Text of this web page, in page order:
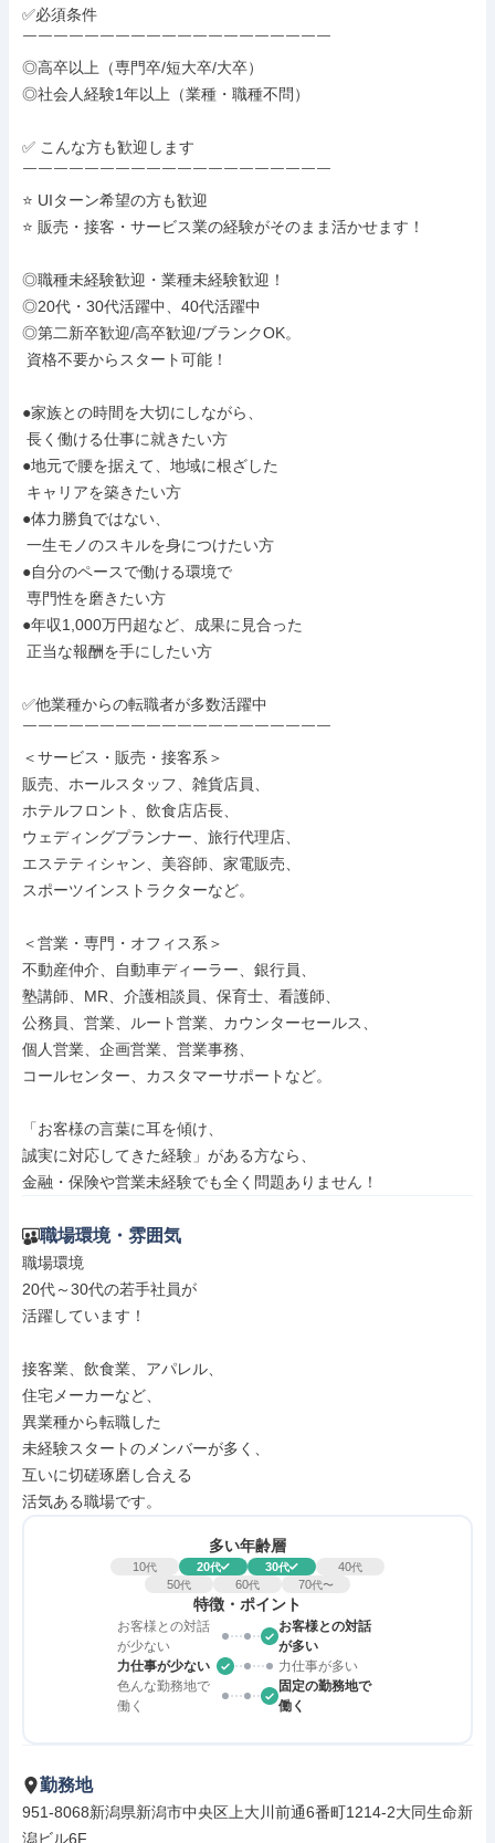
✅必須条件
￣￣￣￣￣￣￣￣￣￣￣￣￣￣￣￣￣￣￣￣
◎高卒以上（専門卒/短大卒/大卒）
◎社会人経験1年以上（業種・職種不問）
✅ こんな方も歓迎します
￣￣￣￣￣￣￣￣￣￣￣￣￣￣￣￣￣￣￣￣
⭐ UIターン希望の方も歓迎
⭐ 販売・接客・サービス業の経験がそのまま活かせます！
◎職種未経験歓迎・業種未経験歓迎！
◎20代・30代活躍中、40代活躍中
◎第二新卒歓迎/高卒歓迎/ブランクOK。
●家族との時間を大切にしながら、
●地元で腰を据えて、地域に根ざした
●体力勝負ではない、
●自分のペースで働ける環境で
●年収1,000万円超など、成果に見合った
✅他業種からの転職者が多数活躍中
￣￣￣￣￣￣￣￣￣￣￣￣￣￣￣￣￣￣￣￣
＜サービス・販売・接客系＞
販売、ホールスタッフ、雑貨店員、
ホテルフロント、飲食店店長、
ウェディングプランナー、旅行代理店、
エステティシャン、美容師、家電販売、
スポーツインストラクターなど。
＜営業・専門・オフィス系＞
不動産仲介、自動車ディーラー、銀行員、
塾講師、MR、介護相談員、保育士、看護師、
公務員、営業、ルート営業、カウンターセールス、
個人営業、企画営業、営業事務、
コールセンター、カスタマーサポートなど。
「お客様の言葉に耳を傾け、
誠実に対応してきた経験」がある方なら、
金融・保険や営業未経験でも全く問題ありません！
職場環境・雰囲気
職場環境
20代～30代の若手社員が
活躍しています！
接客業、飲食業、アパレル、
住宅メーカーなど、
異業種から転職した
未経験スタートのメンバーが多く、
互いに切磋琢磨し合える
活気ある職場です。
多い年齢層
10代 20代 30代 40代
50代 60代 70代〜
特徴・ポイント
お客様との対話
が少ない
お客様との対話
が多い
力仕事が少ない
力仕事が多い
色んな勤務地で
働く
固定の勤務地で
働く
勤務地
951-8068新潟県新潟市中央区上大川前通6番町1214-2大同生命新
潟ビル6F